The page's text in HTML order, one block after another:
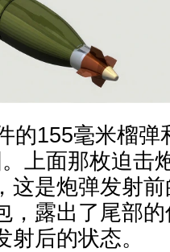
的155毫米榴弹
上面那枚迫击
这是炮弹发射
，露出了尾部
后的状态。